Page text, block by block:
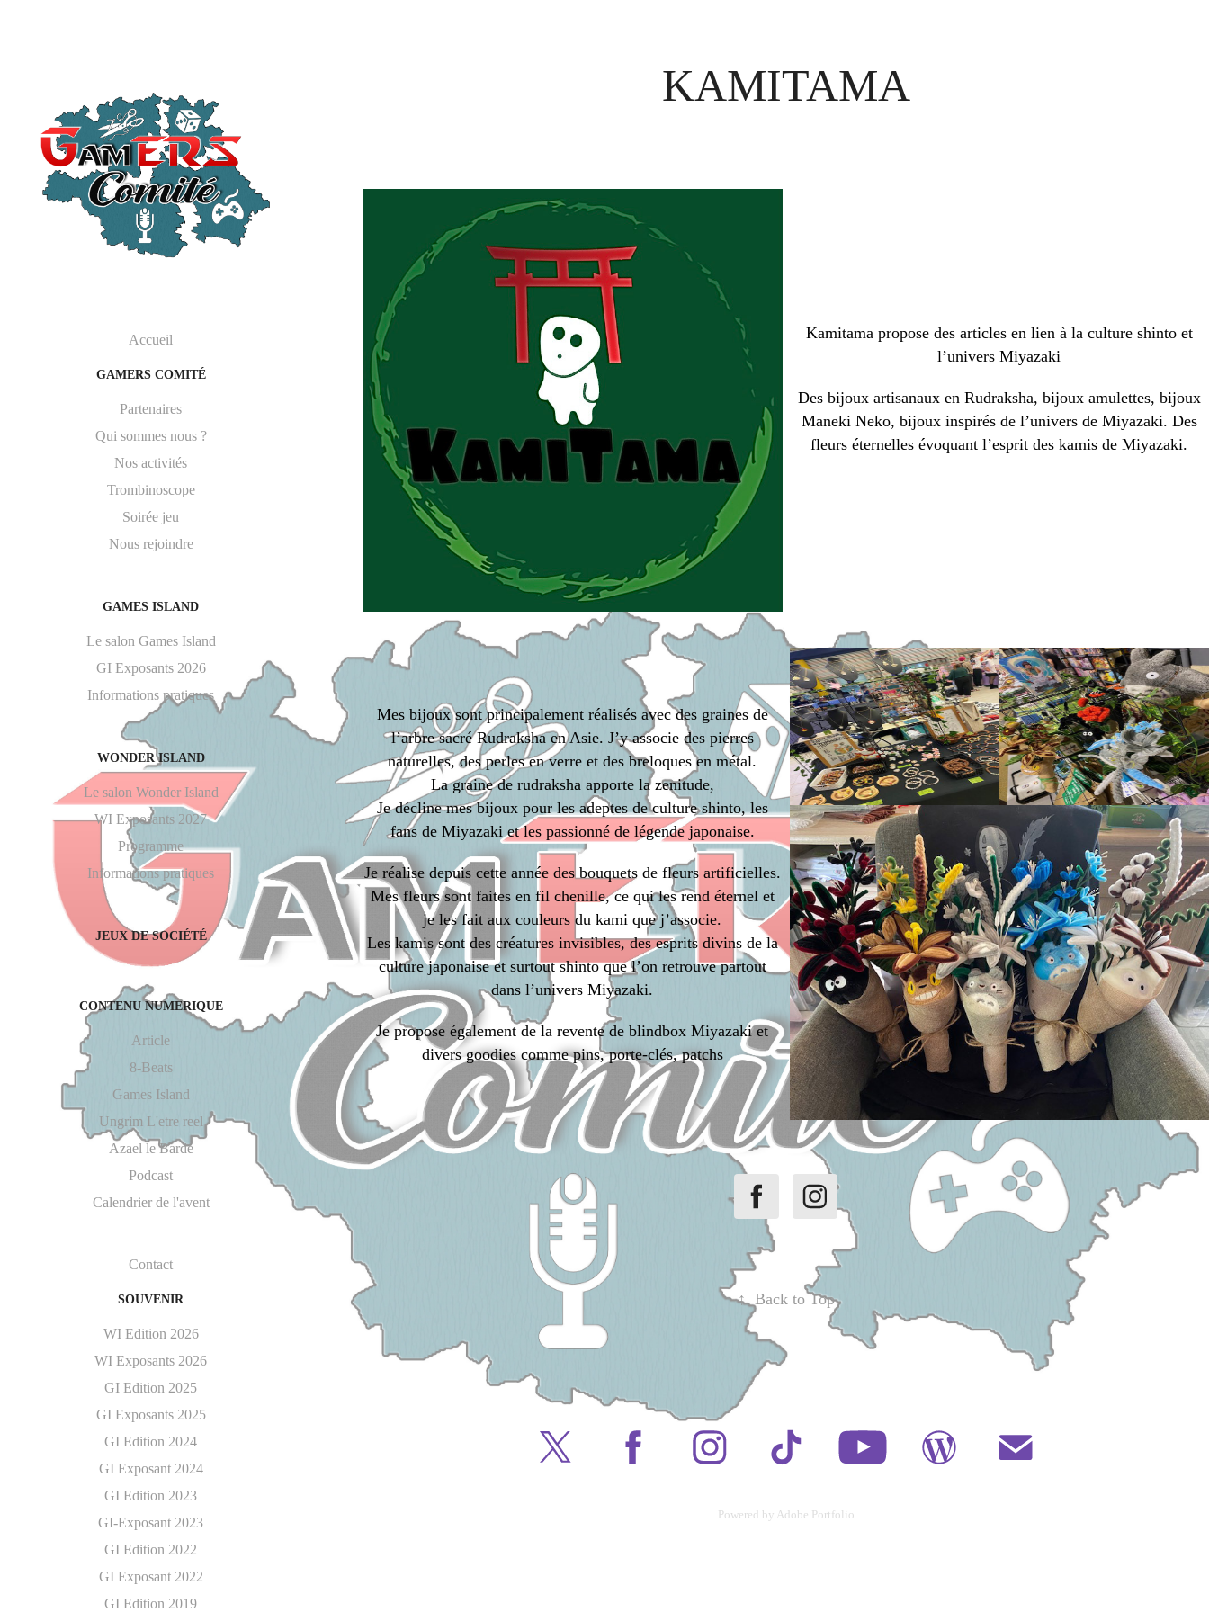
Accueil
GAMERS COMITÉ
Partenaires
Qui sommes nous ?
Nos activités
Trombinoscope
Soirée jeu
Nous rejoindre
GAMES ISLAND
Le salon Games Island
GI Exposants 2026
Informations pratiques
WONDER ISLAND
Le salon Wonder Island
WI Exposants 2027
Programme
Informations pratiques
JEUX DE SOCIÉTÉ
CONTENU NUMERIQUE
Article
8-Beats
Games Island
Ungrim L'etre reel
Azael le Barde
Podcast
Calendrier de l'avent
Contact
SOUVENIR
WI Edition 2026
WI Exposants 2026
GI Edition 2025
GI Exposants 2025
GI Edition 2024
GI Exposant 2024
GI Edition 2023
GI-Exposant 2023
GI Edition 2022
GI Exposant 2022
GI Edition 2019
KAMITAMA
Kamitama propose des articles en lien à la culture shinto et
l’univers Miyazaki
Des bijoux artisanaux en Rudraksha, bijoux amulettes, bijoux
Maneki Neko, bijoux inspirés de l’univers de Miyazaki. Des
fleurs éternelles évoquant l’esprit des kamis de Miyazaki.
Mes bijoux sont principalement réalisés avec des graines de
l’arbre sacré Rudraksha en Asie. J’y associe des pierres
naturelles, des perles en verre et des breloques en métal.
La graine de rudraksha apporte la zenitude,
Je décline mes bijoux pour les adeptes de culture shinto, les
fans de Miyazaki et les passionné de légende japonaise.
Je réalise depuis cette année des bouquets de fleurs artificielles.
Mes fleurs sont faites en fil chenille, ce qui les rend éternel et
je les fait aux couleurs du kami que j’associe.
Les kamis sont des créatures invisibles, des esprits divins de la
culture japonaise et surtout shinto que l’on retrouve partout
dans l’univers Miyazaki.
Je propose également de la revente de blindbox Miyazaki et
divers goodies comme pins, porte-clés, patchs
↑ Back to Top
Powered by Adobe Portfolio